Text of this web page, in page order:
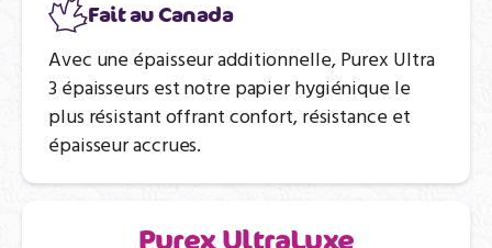
Fait au Canada
Avec une épaisseur additionnelle, Purex Ultra
3 épaisseurs est notre papier hygiénique le
plus résistant offrant confort, résistance et
épaisseur accrues.
Purex UltraLuxe